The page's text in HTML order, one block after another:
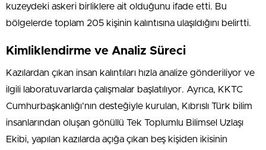
kuzeydeki askeri birliklere ait olduğunu ifade etti. Bu
bölgelerde toplam 205 kişinin kalıntısına ulaşıldığını belirtti.
Kimliklendirme ve Analiz Süreci
Kazılardan çıkan insan kalıntıları hızla analize gönderiliyor ve
ilgili laboratuvarlarda çalışmalar başlatılıyor. Ayrıca, KKTC
Cumhurbaşkanlığı’nın desteğiyle kurulan, Kıbrıslı Türk bilim
insanlarından oluşan gönüllü Tek Toplumlu Bilimsel Uzlaşı
Ekibi, yapılan kazılarda açığa çıkan beş kişiden ikisinin